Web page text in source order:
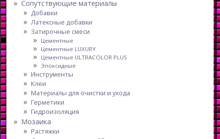
Сопутствующие материалы
Добавки
Латексные добавки
Затирочные смеси
Цементные
Цементные LUXURY
Цементные ULTRACOLOR PLUS
Эпоксидные
Инструменты
Клеи
Материалы для очистки и ухода
Герметики
Гидроизоляция
Мозаика
Растяжки